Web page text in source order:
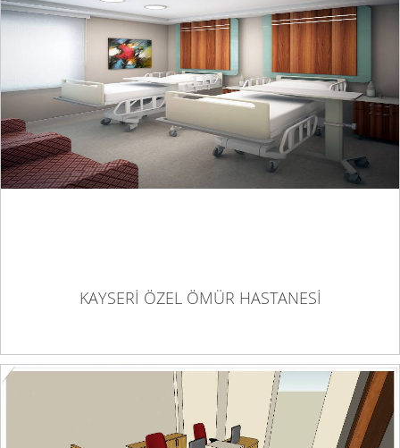
KAYSERİ ÖZEL ÖMÜR HASTANESİ
KAYSERİ ÖZEL ÖMÜR HASTANESİ